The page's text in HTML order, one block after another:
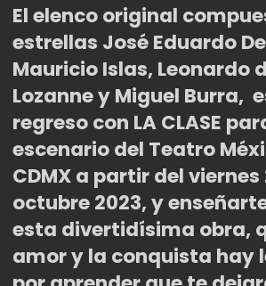
El elenco original
estrellas José Eduardo
Mauricio Islas, Leonardo
LozanneyMiguel Burra,
regreso con LA CLASE
escenario del Teatro
CDMXa partir delviernes
octubre 2023,y
esta divertidísima obra,
amor y la conquista hay